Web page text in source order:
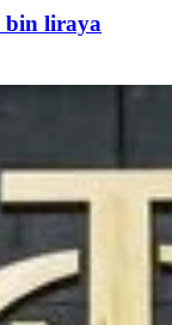
bin liraya